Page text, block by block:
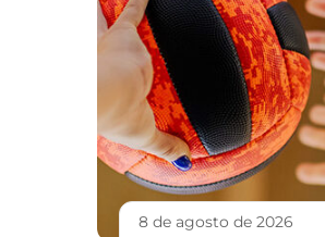
8 de agosto de 2026